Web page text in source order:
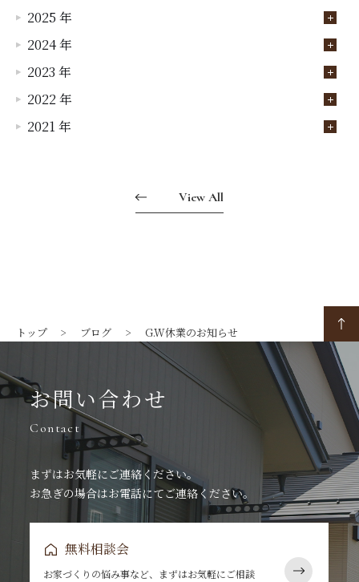
2025 年
2024 年
2023 年
2022 年
2021 年
View All
トップ ブログ G.W休業のお知らせ
お問い合わせ
Contact
まずはお気軽にご連絡ください。
お急ぎの場合はお電話にてご連絡ください。
無料相談会
お家づくりの悩み事など、まずはお気軽にご相談